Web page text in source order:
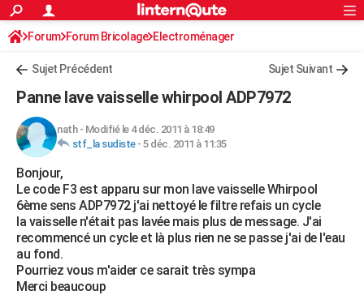
ACTUALITÉS
Politique
Société
Faits Divers
Education
Monde
Villes
+
FINANCE
Retraite
Impôts
Epargne
Immobilier
Risques naturels par ville
Banque
Assurance
Crédit
AUTO
Essais
Réserver un essai
Citadines
Berlines
SUV
Forum auto
+HIGH-TECH
Mobiles
Meilleur smartphone
Internet
Ordinateurs
Jeux vidéo
Guide high-tech
+BRICOLAGE
Forum
Aménagement intérieur
Extérieur
Cuisine
Salle de bains
Jardinage
Rangement
WEEK-END
Guides de France
Escapades
Patrimoine
Expositions
Musées
Week-end nature
+LIFESTYLE
S'inscrire
Connexion
Forum Forum Bricolage Electroménager
Sujet Précédent Sujet Suivant
Panne lave vaisselle whirpool ADP7972
nath- Modifié le 4 déc. 2011 à 18:49
stf_la sudiste- 5 déc. 2011 à 11:35
Bonjour,
Le code F3 est apparu sur mon lave vaisselle Whirpool
6ème sens ADP7972 j'ai nettoyé le filtre refais un cycle
la vaisselle n'était pas lavée mais plus de message. J'ai
recommencé un cycle et là plus rien ne se passe j'ai de l'eau
au fond.
Pourriez vous m'aider ce sarait très sympa
Merci beaucoup